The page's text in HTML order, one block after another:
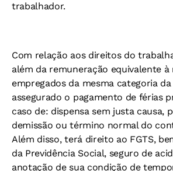
trabalhador.
Com relação aos direitos do
além da remuneração equivalente à
empregados da mesma categoria
assegurado o pagamento de férias
caso de: dispensa sem justa causa,
demissão ou término normal do
Além disso, terá direito ao FGTS,
da Previdência Social, seguro de
anotação de sua condição de